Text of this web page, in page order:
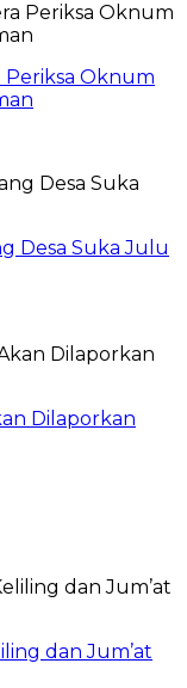
Periksa Oknum
Desa Suka Julu
Dilaporkan
dan Jum’at